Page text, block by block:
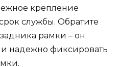
крепление
службы. Обратите
рамки – он
надежно фиксировать